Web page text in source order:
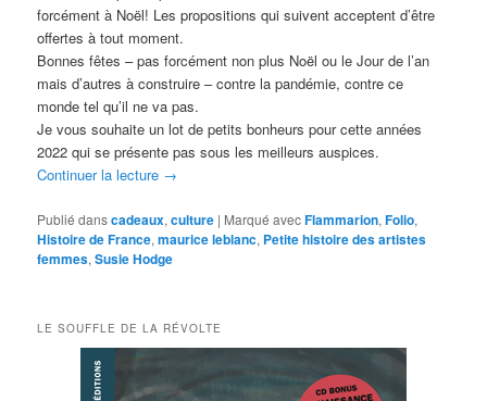
forcément à Noël! Les propositions qui suivent acceptent d’être
offertes à tout moment.
Bonnes fêtes – pas forcément non plus Noël ou le Jour de l’an
mais d’autres à construire – contre la pandémie, contre ce
monde tel qu’il ne va pas.
Je vous souhaite un lot de petits bonheurs pour cette années
2022 qui se présente pas sous les meilleurs auspices.
Continuer la lecture →
Publié danscadeaux,culture | Marqué avecFlammarion,Folio,
Histoire de France,maurice leblanc, Petite histoire des artistes
femmes,Susie Hodge
LE SOUFFLE DE LA RÉVOLTE